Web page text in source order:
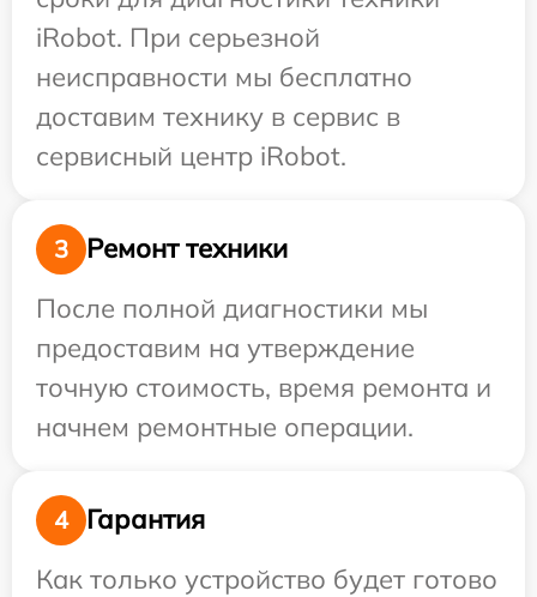
iRobot. При серьезной
неисправности мы бесплатно
доставим технику в сервис в
сервисный центр iRobot.
3
Ремонт техники
После полной диагностики мы
предоставим на утверждение
точную стоимость, время ремонта и
начнем ремонтные операции.
4
Гарантия
Как только устройство будет готово